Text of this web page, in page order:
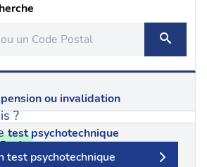
ou invalidation
?
test psychotechnique
test psychotechnique